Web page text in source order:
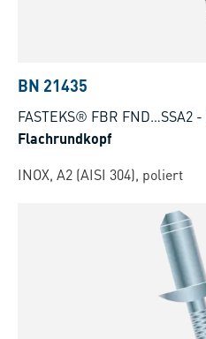
BN 21435
FASTEKS® FBR FND…SSA2 -
Flachrundkopf
INOX, A2 (AISI 304), poliert